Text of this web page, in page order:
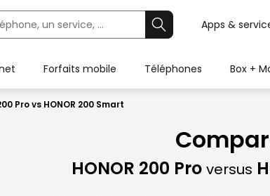
Apps &
Forfaits mobile Téléphones Box +
Pro vs HONOR 200 Smart
HONOR 200 Pro versus